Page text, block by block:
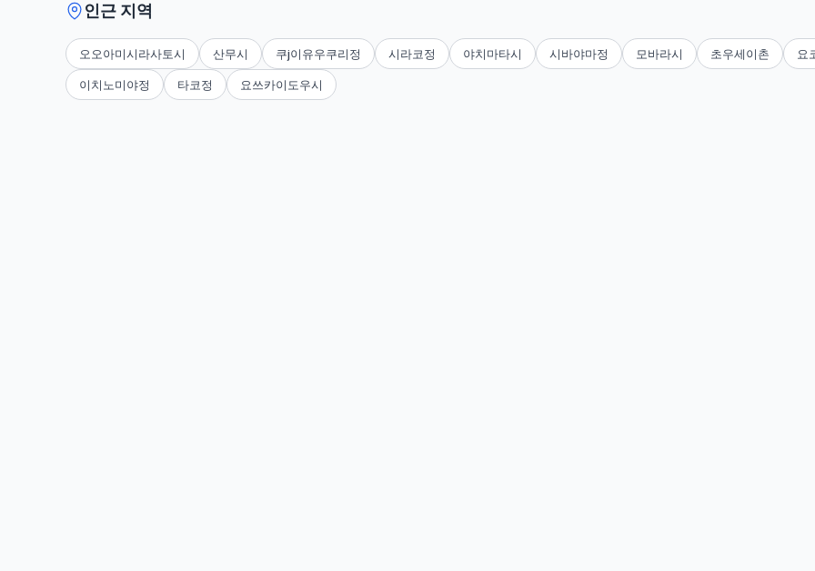
인근 지역
오오아미시라사토시 산무시 쿠j이유우쿠리정 시라코정 야치마타시 시바야마정 모바라시 초우세이촌 요
이치노미야정 타코정 요쓰카이도우시